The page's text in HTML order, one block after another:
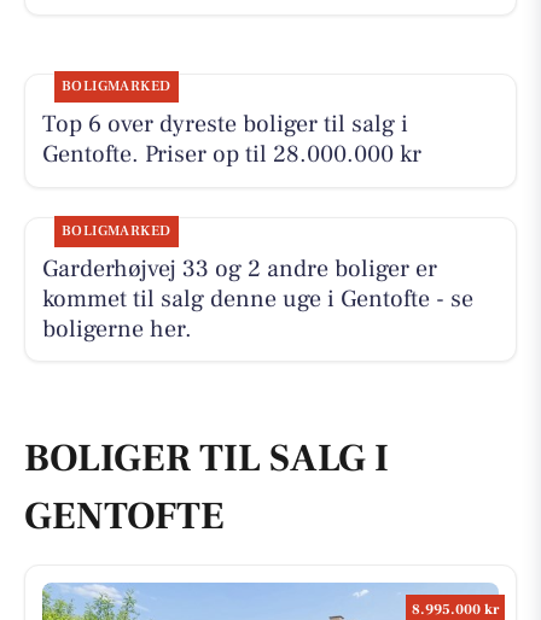
BOLIGMARKED
Top 6 over dyreste boliger til salg i
Gentofte. Priser op til 28.000.000 kr
BOLIGMARKED
Garderhøjvej 33 og 2 andre boliger er
kommet til salg denne uge i Gentofte - se
boligerne her.
BOLIGER TIL SALG I
GENTOFTE
8.995.000 kr